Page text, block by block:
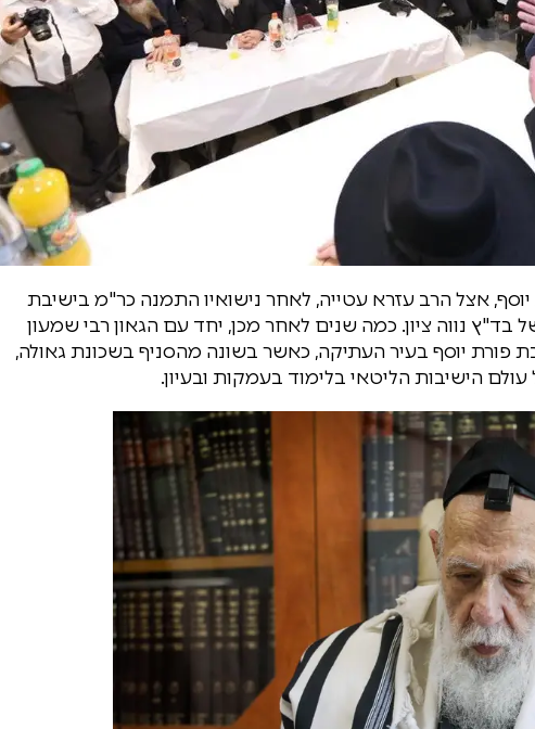
אצל הרב עזרא עטייה, לאחר נישואיו התמנה כר"מ בישיבת
נווה ציון. כמה שנים לאחר מכן, יחד עם הגאון רבי שמעון
פורת יוסף בעיר העתיקה, כאשר בשונה מהסניף בשכונת גאולה,
הישיבות הליטאי בלימוד בעמקות ובעיון.